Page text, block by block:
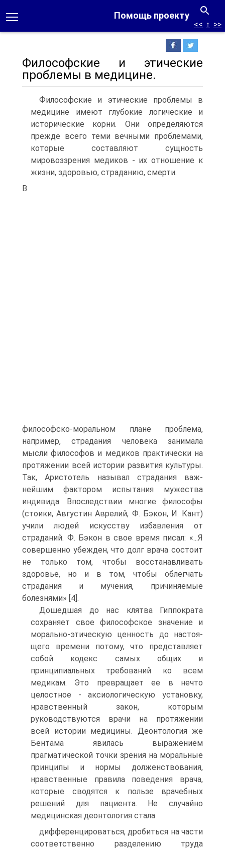
Помощь проекту
<< ↑ >>
Философские и этические
проблемы в медицине.
Философские и этические проблемы в
медицине имеют глубокие логические и
исторические корни. Они определяются
прежде всего теми вечными проблемами,
которые составляют сущность
мировоззрения медиков - их отношение к
жизни, здо­ровью, страданию, смерти.
В
философско-моральном плане проблема,
например, страдания человека занимала
мысли фи­лософов и медиков практически на
протяжении всей истории развития культуры.
Так, Аристотель называл страдания важ­
нейшим фактором испытания мужества
индивида. Впоследст­вии многие философы
(стоики, Августин Аврелий, Ф. Бэкон, И. Кант)
учили людей искусству избавления от
страданий. Ф. Бэ­кон в свое время писал: «...Я
совершенно убежден, что долг врача состоит
не только том, чтобы восстанавливать
здоровье, но и в том, чтобы облегчать
страдания и мучения, причиняемые
болезнями» [4].
Дошедшая до нас клятва Гиппократа
сохраняет свое фило­софское значение и
морально-этическую ценность до настоя­
щего времени потому, что представляет
собой кодекс самых об­щих и
принципиальных требований ко всем
медикам. Это пре­вращает ее в нечто
целостное - аксиологическую установку,
нравственный закон, которым
руководствуются врачи на протя­жении
всей истории медицины. Деонтология же
Бентама яви­лась выражением
прагматической точки зрения на моральные
принципы и нормы долженствования,
нравственные правила поведения врача,
которые сводятся к пользе врачебных
реше­ний для пациента. Не случайно
медицинская деонтология стала
дифференцироваться, дробиться на части
соответственно разде­лению труда